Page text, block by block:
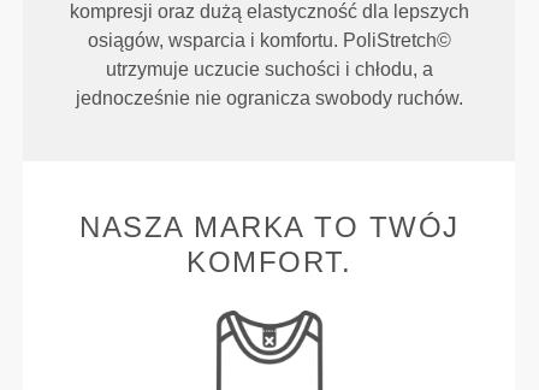
kompresji oraz dużą elastyczność dla lepszych
osiągów, wsparcia i komfortu. PoliStretch©
utrzymuje uczucie suchości i chłodu, a
jednocześnie nie ogranicza swobody ruchów.
NASZA MARKA TO TWÓJ
KOMFORT.